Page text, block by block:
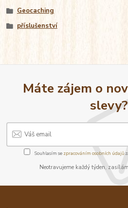
Geocaching
příslušenství
Máte zájem o
slevy?
Souhlasím se zpracováním osobních údajů
Neotravujeme každý týden,